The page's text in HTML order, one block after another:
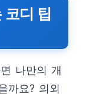
코디 팁
나만의 개
까요? 의외